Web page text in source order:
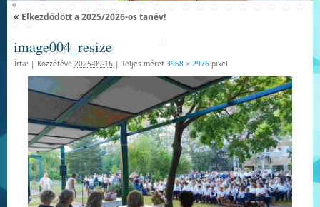
«Elkezdődött a 2025/2026-os tanév!
image004_resize
Írta: | Közzétéve 2025-09-16 | Teljes méret 3968 × 2976pixel